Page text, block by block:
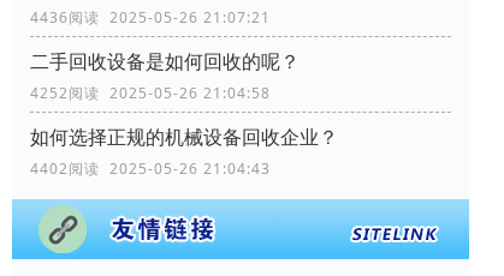
4436阅读 2025-05-26 21:07:21
二手回收设备是如何回收的呢？
4252阅读 2025-05-26 21:04:58
如何选择正规的机械设备回收企业？
4402阅读 2025-05-26 21:04:43